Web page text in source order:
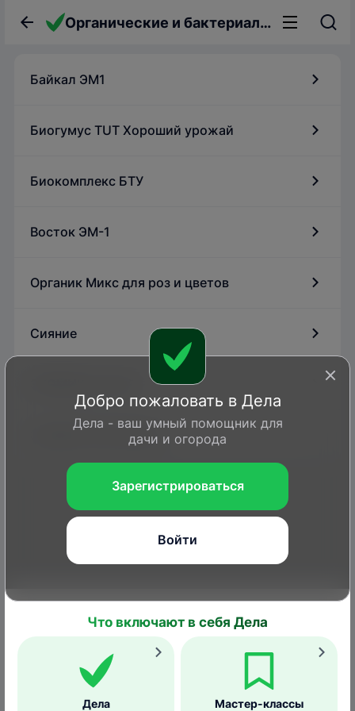
Органические и бактериальные удобрения
Байкал ЭМ1
Биогумус TUT Хороший урожай
Биокомплекс БТУ
Восток ЭМ-1
Органик Микс для роз и цветов
Сияние
ЭКОМИК Урожайный
Войти или Зарегистрироваться
Вопросы Статьи Справка
Добро пожаловать в Дела
Дела - ваш умный помощник для
дачи и огорода
Зарегистрироваться
Войти
Что включают в себя Дела
Дела Мастер-классы